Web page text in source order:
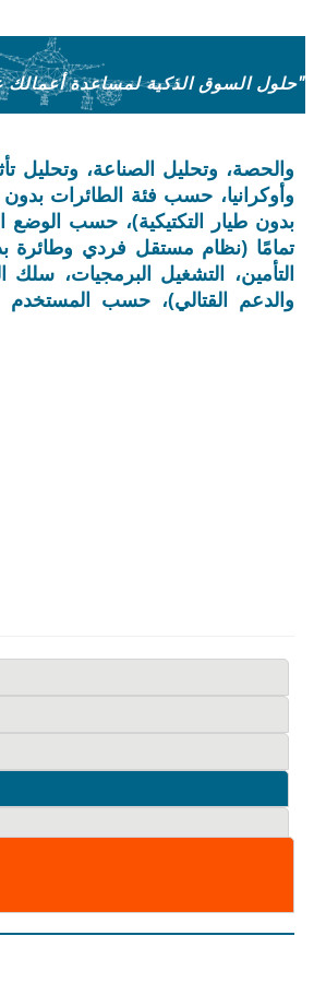
"حلول السوق الذكية لمساعدة أعمالك على الحصول على ميزة على المنافسين"
وأوكرانيا، حسب فئة الطائرات
بدون طيار التكتيكية)، حسب
تمامًا (نظام مستقل فردي وطائرة
التأمين، التشغيل البرمجيات،
والدعم القتالي)، حسب المستخدم